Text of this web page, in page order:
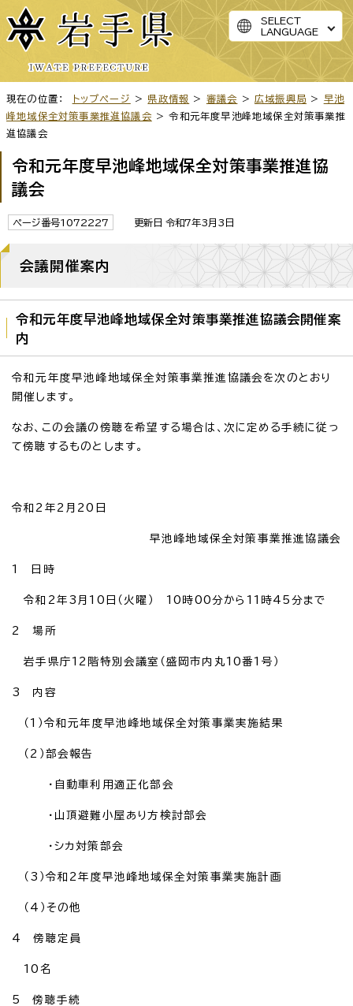
SELECT
LANGUAGE
現在の位置： トップページ > 県政情報 > 審議会 >広域振興局 > 早池
峰地域保全対策事業推進協議会 > 令和元年度早池峰地域保全対策事業推
進協議会
令和元年度早池峰地域保全対策事業推進協
議会
ページ番号1072227 更新日 令和7年3月3日
会議開催案内
令和元年度早池峰地域保全対策事業推進協議会開催案
内
令和元年度早池峰地域保全対策事業推進協議会を次のとおり
開催します。
なお、この会議の傍聴を希望する場合は、次に定める手続に従っ
て傍聴するものとします。
令和2年2月20日
早池峰地域保全対策事業推進協議会
1 日時
令和2年3月10日（火曜） 10時00分から11時45分まで
2 場所
岩手県庁12階特別会議室（盛岡市内丸10番1号）
3 内容
（1）令和元年度早池峰地域保全対策事業実施結果
（2）部会報告
・自動車利用適正化部会
・山頂避難小屋あり方検討部会
・シカ対策部会
（3）令和2年度早池峰地域保全対策事業実施計画
（4）その他
4 傍聴定員
10名
5 傍聴手続